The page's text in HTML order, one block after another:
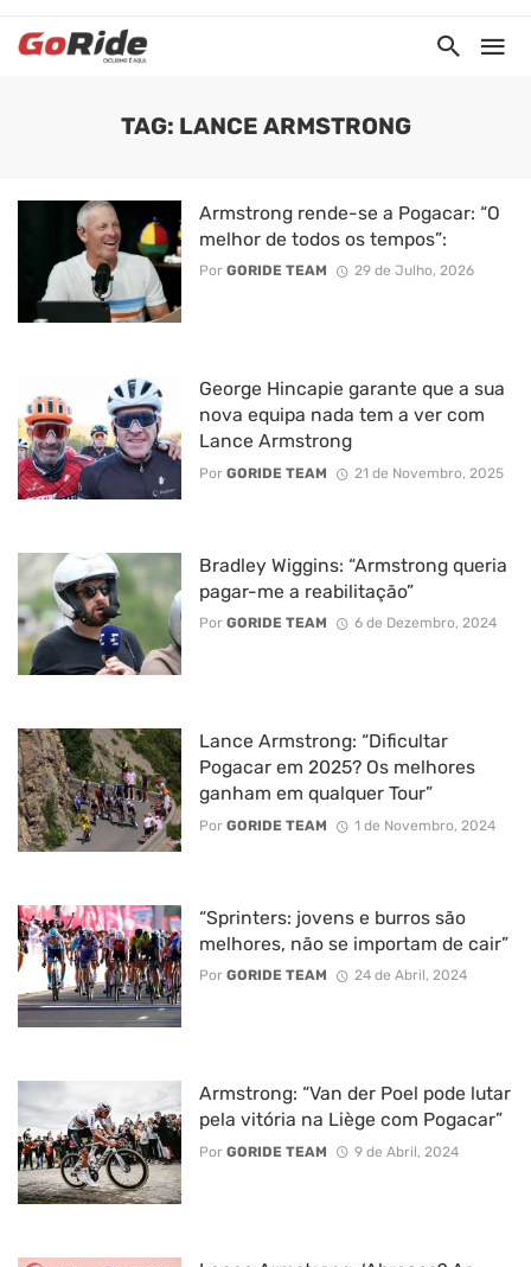
TAG: LANCE ARMSTRONG
Armstrong rende-se a Pogacar: “O
melhor de todos os tempos”:
Por GORIDE TEAM 29 de Julho, 2026
George Hincapie garante que a sua
nova equipa nada tem a ver com
Lance Armstrong
Por GORIDE TEAM 21 de Novembro, 2025
Bradley Wiggins: “Armstrong queria
pagar-me a reabilitação”
Por GORIDE TEAM 6 de Dezembro, 2024
Lance Armstrong: “Dificultar
Pogacar em 2025? Os melhores
ganham em qualquer Tour”
Por GORIDE TEAM 1 de Novembro, 2024
“Sprinters: jovens e burros são
melhores, não se importam de cair”
Por GORIDE TEAM 24 de Abril, 2024
Armstrong: “Van der Poel pode lutar
pela vitória na Liège com Pogacar”
Por GORIDE TEAM 9 de Abril, 2024